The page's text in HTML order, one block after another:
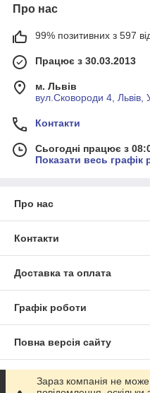
Про нас
99% позитивних з 597
Працює з 30.03.2013
м. Львів
вул.Сковороди 4, Львів,
Контакти
Сьогодні працює з
Показати весь графік
Про нас
Контакти
Доставка та оплата
Графік роботи
Повна версія сайту
Сайт створено на
Зараз компанія не